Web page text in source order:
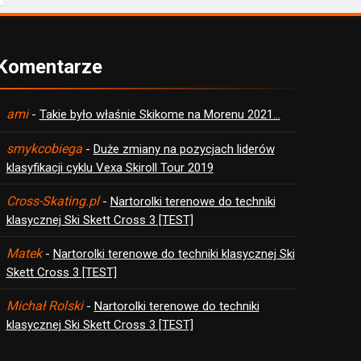
ami- Takie było właśnie Skikome na Morenu 2021…
smykcobiega- Duże zmiany na pozycjach liderów
klasyfikacji cyklu Vexa Skiroll Tour 2019
Cross-Skating.pl- Nartorolki terenowe do techniki
klasycznej Ski Skett Cross 3 [TEST]
Matek- Nartorolki terenowe do techniki klasycznej Ski
Skett Cross 3 [TEST]
Michał Rolski- Nartorolki terenowe do techniki
klasycznej Ski Skett Cross 3 [TEST]